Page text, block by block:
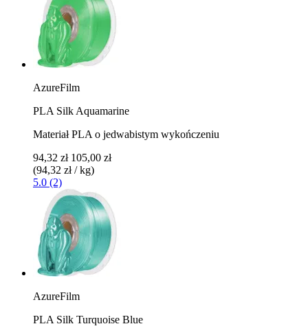
AzureFilm
PLA Silk Aquamarine
Materiał PLA o jedwabistym wykończeniu
94,32 zł 105,00 zł
(94,32 zł / kg)
5.0 (2)
AzureFilm
PLA Silk Turquoise Blue